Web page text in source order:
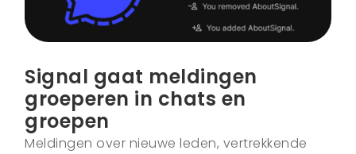
Signal gaat meldingen
groeperen in chats en
groepen
Meldingen over nieuwe leden, vertrekkende